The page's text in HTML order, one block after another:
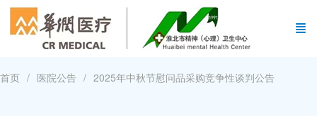
首页 医院公告 2025年中秋节慰问品采购竞争性谈判公告